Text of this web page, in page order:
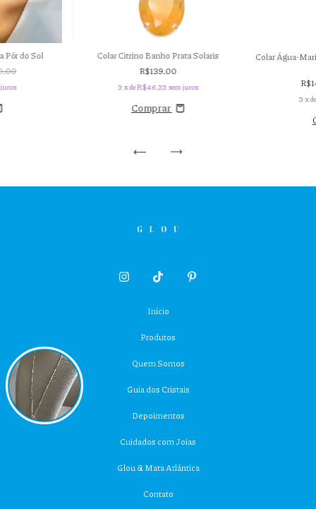
Pôr do Sol
Colar Citrino Banho Prata Solaris
R$139,00
3 x deR$46,33 sem juros
Comprar
Colar Água-
3 x
Início
Produtos
Quem Somos
Guia dos Cristais
Depoimentos
Cuidados com Joias
Glou & Mata Atlântica
Contato